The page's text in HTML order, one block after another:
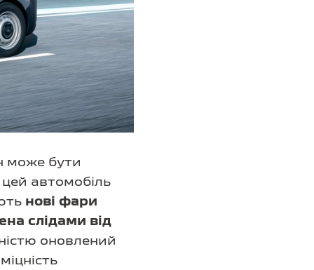
може бути
автомобіль
нові фари
слідами від
оновлений